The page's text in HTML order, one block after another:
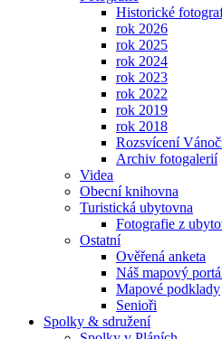
Historické
rok 2026
rok 2025
rok 2024
rok 2023
rok 2022
rok 2019
rok 2018
Rozsvícení
Archiv fotogalerií
Videa
Obecní knihovna
Turistická ubytovna
Fotografie z
Ostatní
Ověřená anketa
Náš mapový
Mapové podklady
Senioři
Spolky & sdružení